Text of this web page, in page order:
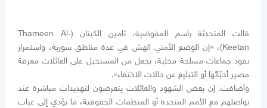
قالت المتحدثة باسم المفوضية، ثامين الكيتان (Thameen Al-
Keetan)، «إن الوضع الأمني الهش في عدة مناطق سورية، واستمرار
نفوذ جماعات مسلحة محلية، يجعل من المستحيل على العائلات معرفة
مصير أحبّائها أو التبليغ عن حالات الاختفاء».
وأضافت: إن بعض الشهود والعائلات يتعرضون لتهديدات مباشرة عند
تواصلهم مع الأمم المتحدة أو المنظمات الحقوقية، ما يؤدي إلى غياب